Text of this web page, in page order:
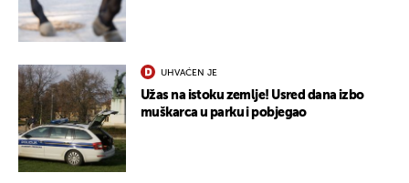
UHVAĆEN JE
Užas na istoku zemlje! Usred dana izbo
muškarca u parku i pobjegao